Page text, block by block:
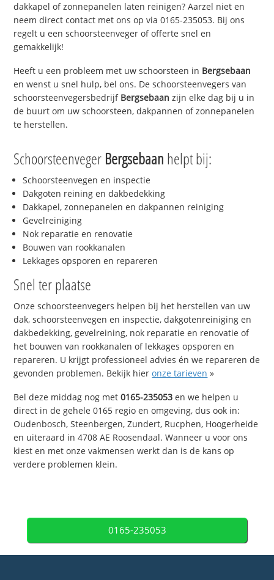
dakkapel of zonnepanelen laten reinigen? Aarzel niet en
neem direct contact met ons op via 0165-235053. Bij ons
regelt u een schoorsteenveger of offerte snel en
gemakkelijk!
Heeft u een probleem met uw schoorsteen in Bergsebaan
en wenst u snel hulp, bel ons. De schoorsteenvegers van
schoorsteenvegersbedrijf Bergsebaan zijn elke dag bij u in
de buurt om uw schoorsteen, dakpannen of zonnepanelen
te herstellen.
Schoorsteenveger Bergsebaan helpt bij:
Schoorsteenvegen en inspectie
Dakgoten reining en dakbedekking
Dakkapel, zonnepanelen en dakpannen reiniging
Gevelreiniging
Nok reparatie en renovatie
Bouwen van rookkanalen
Lekkages opsporen en repareren
Snel ter plaatse
Onze schoorsteenvegers helpen bij het herstellen van uw
dak, schoorsteenvegen en inspectie, dakgotenreiniging en
dakbedekking, gevelreining, nok reparatie en renovatie of
het bouwen van rookkanalen of lekkages opsporen en
repareren. U krijgt professioneel advies én we repareren de
gevonden problemen. Bekijk hieronze tarieven »
Bel deze middag nog met0165-235053 en we helpen u
direct in de gehele 0165 regio en omgeving, dus ook in:
Oudenbosch, Steenbergen, Zundert, Rucphen, Hoogerheide
en uiteraard in 4708 AE Roosendaal. Wanneer u voor ons
kiest en met onze vakmensen werkt dan is de kans op
verdere problemen klein.
0165-235053